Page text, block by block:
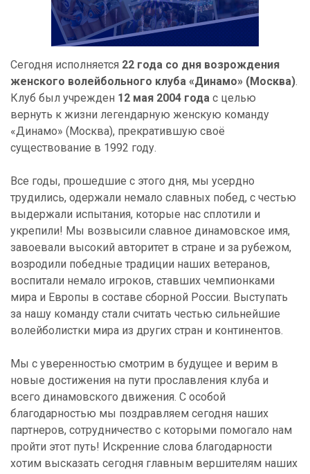
Сегодня исполняется 22 года со дня возрождения
женского волейбольного клуба «Динамо» (Москва).
Клуб был учрежден 12 мая 2004 года с целью
вернуть к жизни легендарную женскую команду
«Динамо» (Москва), прекратившую своё
существование в 1992 году.
Все годы, прошедшие с этого дня, мы усердно
трудились, одержали немало славных побед, с честью
выдержали испытания, которые нас сплотили и
укрепили! Мы возвысили славное динамовское имя,
завоевали высокий авторитет в стране и за рубежом,
возродили победные традиции наших ветеранов,
воспитали немало игроков, ставших чемпионками
мира и Европы в составе сборной России. Выступать
за нашу команду стали считать честью сильнейшие
волейболистки мира из других стран и континентов.
Мы с уверенностью смотрим в будущее и верим в
новые достижения на пути прославления клуба и
всего динамовского движения. С особой
благодарностью мы поздравляем сегодня наших
партнеров, сотрудничество с которыми помогало нам
пройти этот путь! Искренние слова благодарности
хотим высказать сегодня главным вершителям наших